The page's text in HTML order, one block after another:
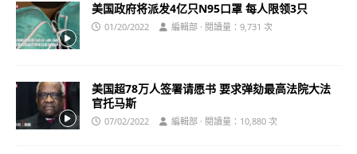
美国政府将派发4亿只N95口罩 每人限领3只
01/20/2022 編輯部 · 閱讀量：9,731 次
美国超78万人签署请愿书 要求弹劾最高法院大法
官托马斯
07/02/2022 編輯部 · 閱讀量：10,880 次